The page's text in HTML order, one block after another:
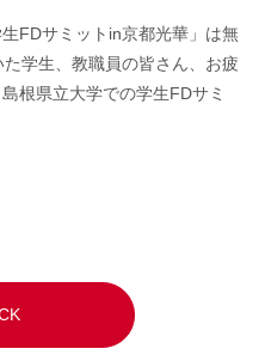
FDサミットin京都光華」は無
学生、教職員の皆さん、お疲
根県立大学での学生FDサミ